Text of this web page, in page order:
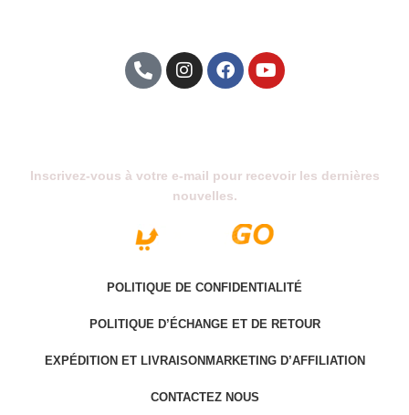
Inscrivez-vous à votre e-mail pour recevoir les dernières
nouvelles.
POLITIQUE DE CONFIDENTIALITÉ
POLITIQUE D’ÉCHANGE ET DE RETOUR
EXPÉDITION ET LIVRAISON MARKETING D’AFFILIATION
CONTACTEZ NOUS